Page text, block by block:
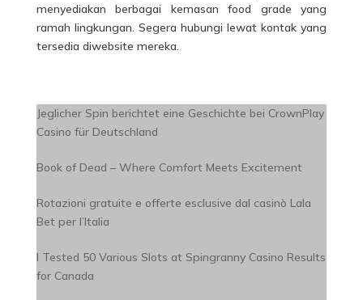
menyediakan berbagai kemasan food grade yang
ramah lingkungan. Segera hubungi lewat kontak yang
tersedia diwebsite mereka.
Jeglicher Spin berichtet eine Geschichte bei CrownPlay
Casino für Deutschland
Book of Dead – Where Comfort Meets Excitement
Rotazioni gratuite e offerte esclusive dal casinò Lala
Bet per l’Italia
I Tested 50 Various Slots at Spingranny Casino Results
for Canada